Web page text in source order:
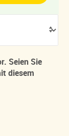
Seien Sie
diesem